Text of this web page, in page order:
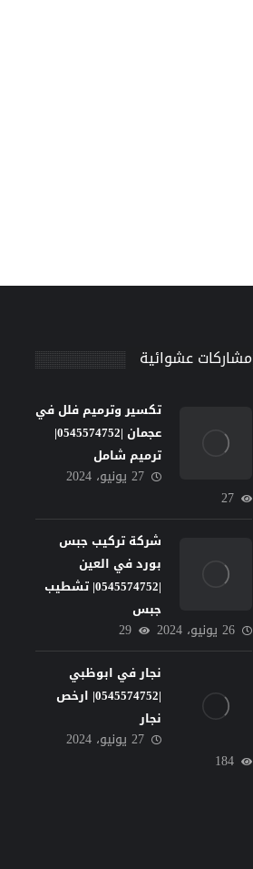
مشاركات عشوائية
تكسير وترميم فلل في
عجمان |0545574752|
ترميم شامل
27 يونيو، 2024
27
شركة تركيب جبس
بورد في العين
|0545574752| تشطيب
جبس
26 يونيو، 2024 29
نجار في ابوظبي
|0545574752| ارخص
نجار
27 يونيو، 2024
184